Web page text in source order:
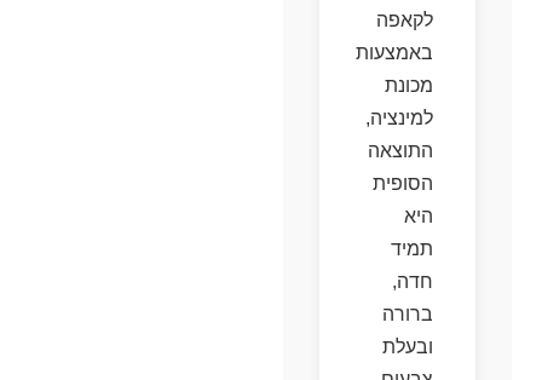
לקאפה
באמצעות
מכונת
למינציה,
התוצאה
הסופית
היא
תמיד
חדה,
ברורה
ובעלת